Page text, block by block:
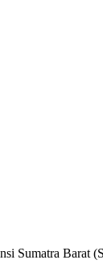
Sumatra Barat